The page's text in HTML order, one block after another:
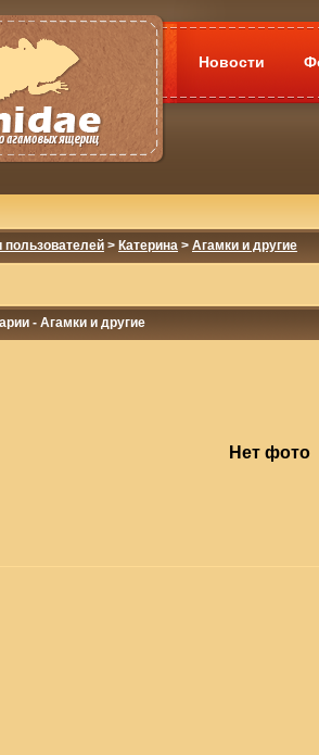
Новости
пользователей > Катерина > Агамки и другие
- Агамки и другие
Нет фото